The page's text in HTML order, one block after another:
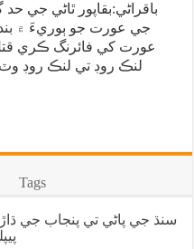
جي عورت جو ٻوريءَ ۾
عورت کي فائرنگ ڪري
لنڪ روڊ تي لنڪ روڊ
Tags
سنڌ جي پاڻي تي پنجاب جي